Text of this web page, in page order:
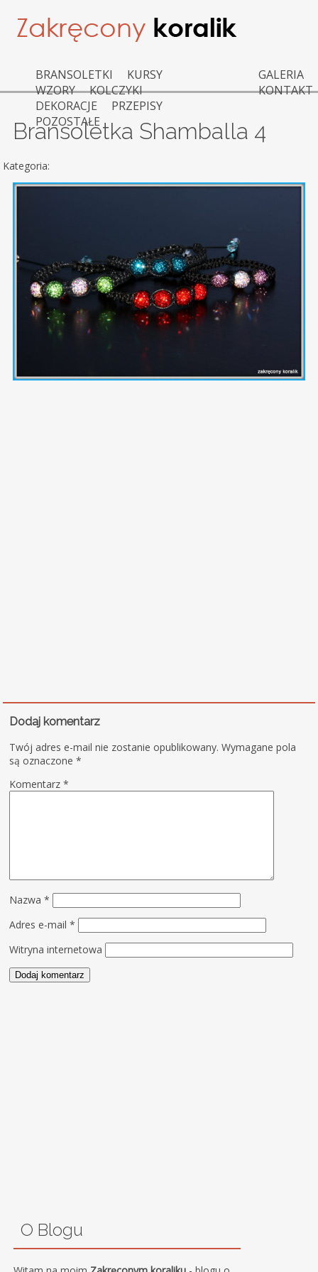
BRANSOLETKI
KURSY
WZORY
KOLCZYKI
DEKORACJE
PRZEPISY
POZOSTAŁE
GALERIA
KONTAKT
Bransoletka Shamballa 4
Kategoria:
Dodaj komentarz
Twój adres e-mail nie zostanie opublikowany. Wymagane pola
są oznaczone*
Komentarz*
Nazwa*
Adres e-mail*
Witryna internetowa
O Blogu